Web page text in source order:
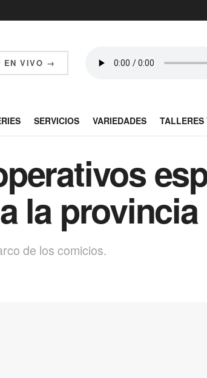
EN VIVO →
SERVICIOS VARIEDADES TALLERES
la provincia
de los comicios.